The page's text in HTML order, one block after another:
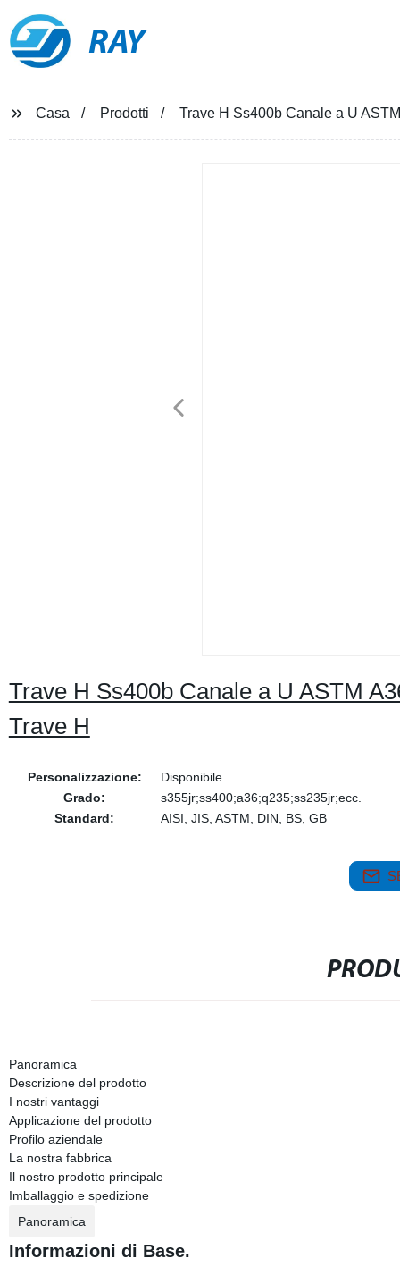
RAY
Casa Prodotti Trave H Ss400b Canale a U
Trave H Ss400b Canale a U ASTM
Trave H
Personalizzazione:
Disponibile
Grado:
s355jr;ss400;a36;q235;ss235jr;ecc.
Standard:
AISI, JIS, ASTM, DIN, BS, GB
Panoramica
Descrizione del prodotto
I nostri vantaggi
Applicazione del prodotto
Profilo aziendale
La nostra fabbrica
Il nostro prodotto principale
Imballaggio e spedizione
Panoramica
Informazioni di Base.